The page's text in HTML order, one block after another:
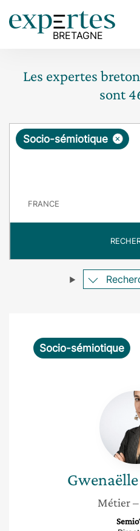
Les expertes
sont
R
ê
e
×
Socio-sémiotique
Socio-sémiotique
Gwenaëlle
Métier